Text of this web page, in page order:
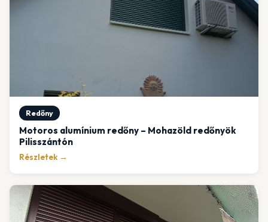
Redőny
Motoros alumínium redőny – Mohazöld redőnyök
Pilisszántón
Részletek →